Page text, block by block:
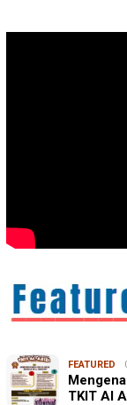
FEATURED
TKIT Al